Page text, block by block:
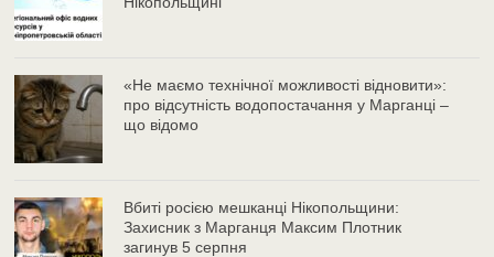
«Не маємо технічної можливості відновити»:
про відсутність водопостачання у Марганці –
що відомо
Вбиті росією мешканці Нікопольщини:
Захисник з Марганця Максим Плотник
загинув 5 серпня